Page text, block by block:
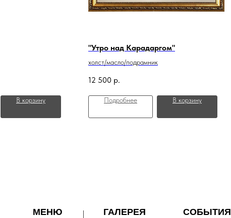
В корзину
"Утро над Карадаргом"
холст/масло/подрамник
12 500 р.
Подробнее В корзину
СОБЫТИЯ
МЕНЮ ГАЛЕРЕЯ